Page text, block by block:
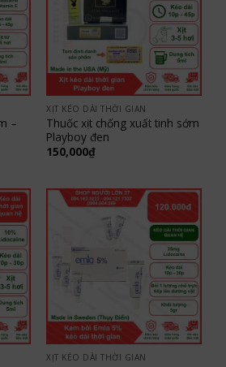
–
XỊT KÉO DÀI THỜI GIAN
Thuốc xịt chống xuất tinh sớm
Playboy đen
150,000₫
XỊT KÉO DÀI THỜI GIAN